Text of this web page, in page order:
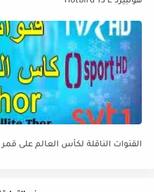
القنوات الناقلة لكأس العالم على قمر thour